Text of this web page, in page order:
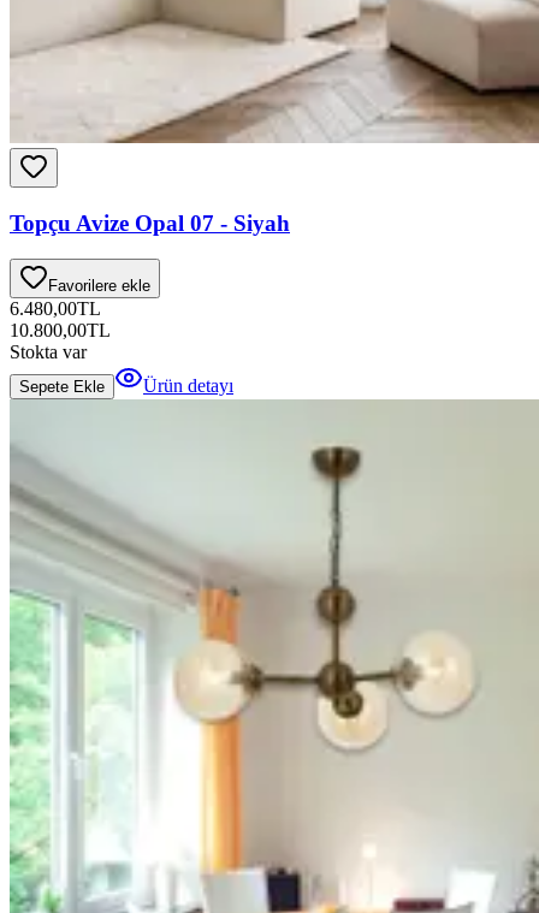
Topçu Avize Opal 07 - Siyah
Favorilere ekle
6.480,00TL
10.800,00TL
Stokta var
Sepete Ekle Ürün detayı